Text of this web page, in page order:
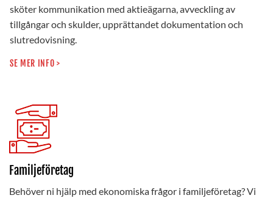
sköter kommunikation med aktieägarna, avveckling av
tillgångar och skulder, upprättandet dokumentation och
slutredovisning.
SE MER INFO >
Familjeföretag
Behöver ni hjälp med ekonomiska frågor i familjeföretag? Vi